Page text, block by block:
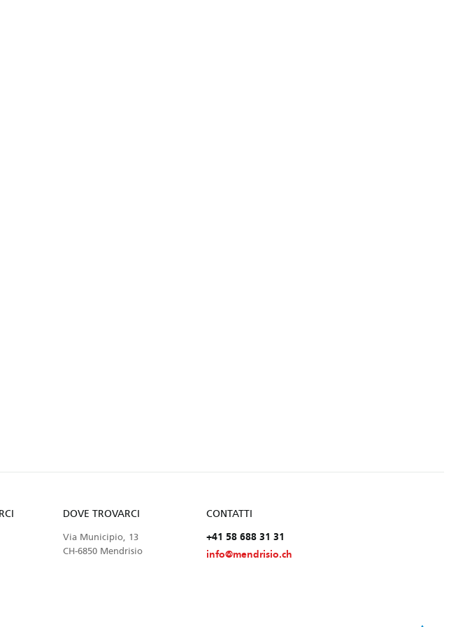
CONTATTI
+41 58 688 31 31
info@mendrisio.ch
DOVE TROVARCI
Via Municipio, 13
CH-6850 Mendrisio